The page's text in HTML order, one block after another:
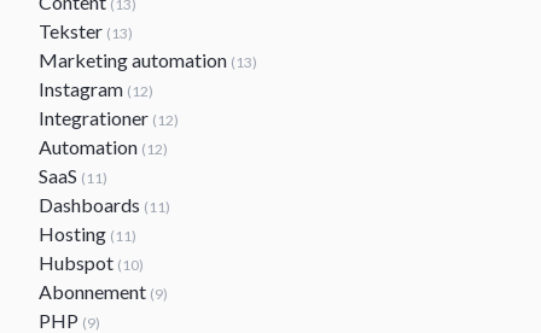
(13)
Tekster (13)
Marketing automation (13)
Instagram (12)
Integrationer (12)
Automation (12)
SaaS (11)
Dashboards (11)
Hosting (11)
Hubspot (10)
Abonnement (9)
PHP (9)